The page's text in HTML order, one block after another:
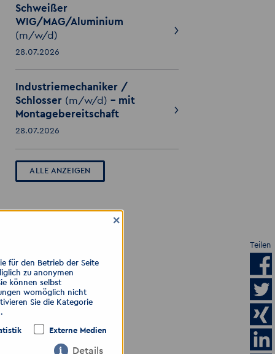
Schweißer
WIG/MAG/Aluminium
(m/w/d)
28.07.2026
Industriemechaniker /
Schlosser (m/w/d) - mit
Montagebereitschaft
28.07.2026
ALLE ANZEIGEN
Teilen
×
für den Betrieb der Seite
zu anonymen
können selbst
womöglich nicht
Sie die Kategorie
Externe Medien
Details